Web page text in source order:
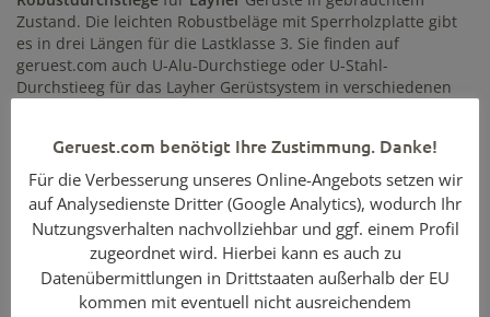
Zustand. Die leichten Robustbeläge mit Sperrholzplatte gibt
es in drei Längen für die Lastklasse 3. Sie finden auf
geruest.com auch U-Alu-Durchstiege oder U-Stahl-
Durchstieeg für das Layher Gerüstsystem in verschiedenen
Hinweis: Geben Sie bei Ihrer Anfrage bitte
die benötigte Stückzahl an!
Enthaltene Komponenten
Menge
Artikelbezeichnung
Geruest.com benötigt Ihre Zustimmung. Danke!
Für die Verbesserung unseres Online-Angebots setzen wir
auf Analysedienste Dritter (Google Analytics), wodurch Ihr
Nutzungsverhalten nachvollziehbar und ggf. einem Profil
zugeordnet wird. Hierbei kann es auch zu
Datenübermittlungen in Drittstaaten außerhalb der EU
kommen mit eventuell nicht ausreichendem